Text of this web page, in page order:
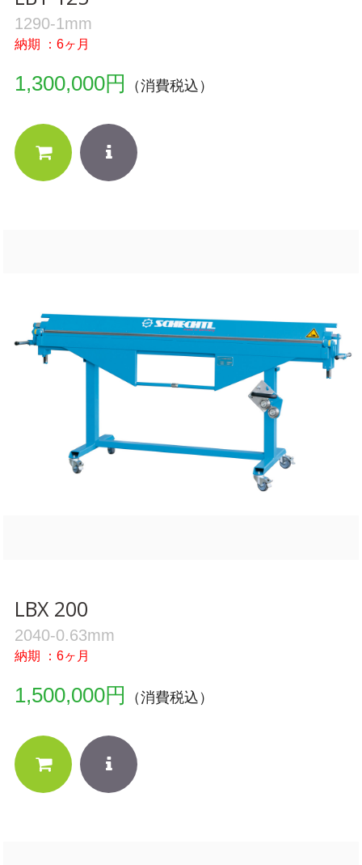
1290-1mm
納期 ：6ヶ月
1,300,000円 （消費税込）
LBX 200
2040-0.63mm
納期 ：6ヶ月
1,500,000円 （消費税込）